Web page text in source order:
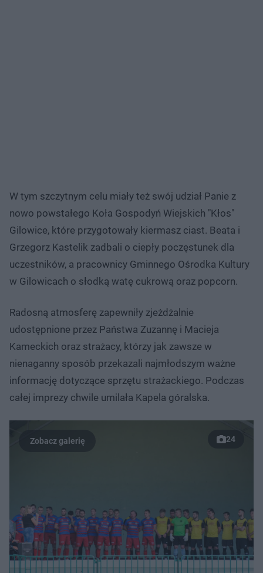
W tym szczytnym celu miały też swój udział Panie z
nowo powstałego Koła Gospodyń Wiejskich "Kłos"
Gilowice, które przygotowały kiermasz ciast. Beata i
Grzegorz Kastelik zadbali o ciepły poczęstunek dla
uczestników, a pracownicy Gminnego Ośrodka Kultury
w Gilowicach o słodką watę cukrową oraz popcorn.
Radosną atmosferę zapewniły zjeżdżalnie
udostępnione przez Państwa Zuzannę i Macieja
Kameckich oraz strażacy, którzy jak zawsze w
nienaganny sposób przekazali najmłodszym ważne
informację dotyczące sprzętu strażackiego. Podczas
całej imprezy chwile umilała Kapela góralska.
24